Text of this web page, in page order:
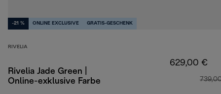
-21 % ONLINE EXCLUSIVE GRATIS-GESCHENK
RIVELIA
Rivelia Jade Green |
Online-exklusive Farbe
629,00 €